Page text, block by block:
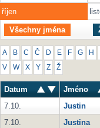
říjen
Všechny jména
A B C Č D E F G H
V W X Y Z Ž
Datum Jméno
7.10.
Justin
7.10.
Justina